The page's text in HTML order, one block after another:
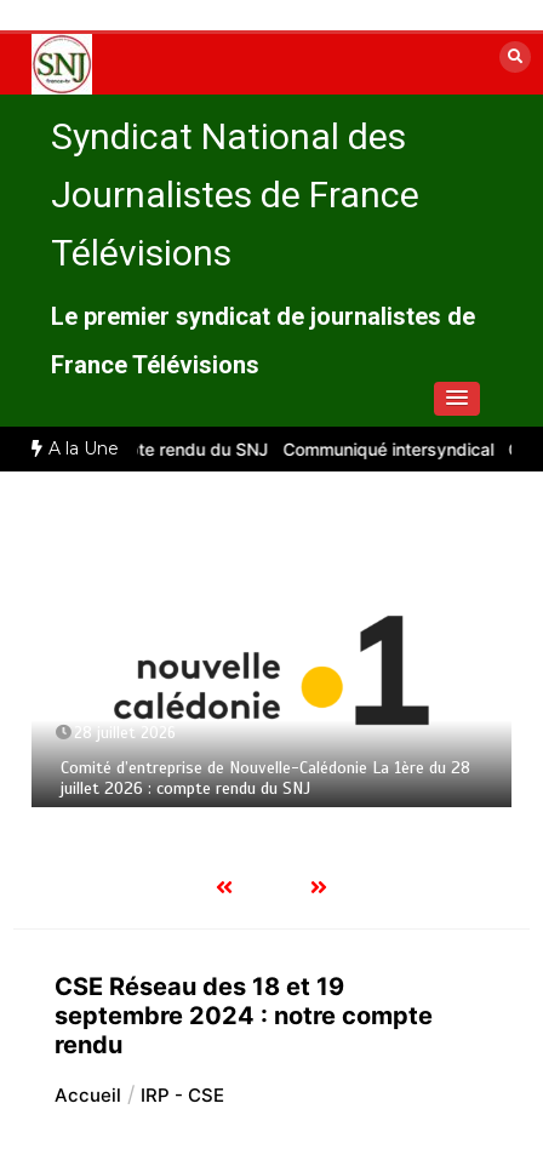
contenu
Syndicat National des
Journalistes de France
Télévisions
Le premier syndicat de journalistes de
France Télévisions
A la Une
2026 : compte rendu du SNJ Communiqué intersyndical
28 juillet 2026
Comité d’entreprise de Nouvelle-Calédonie La 1ère du 28
juillet 2026 : compte rendu du SNJ
CSE Réseau des 18 et 19
septembre 2024 : notre compte
rendu
Accueil IRP - CSE